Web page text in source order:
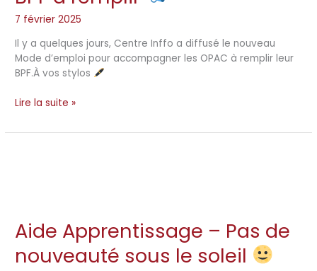
7 février 2025
Il y a quelques jours, Centre Inffo a diffusé le nouveau
Mode d’emploi pour accompagner les OPAC à remplir leur
BPF.À vos stylos
Nouveau
BPF
à
remplir
Lire la suite »
Aide Apprentissage – Pas de
nouveauté sous le soleil
Aide
Apprentissage –
Pas